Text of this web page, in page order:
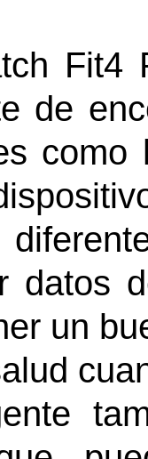
Fit4
de
como
datos
un